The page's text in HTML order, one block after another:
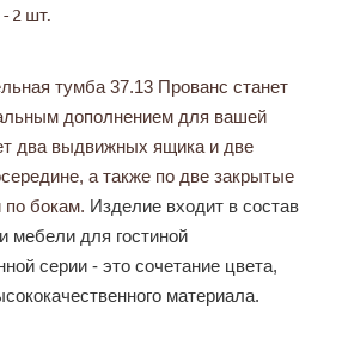
2 шт.
тумба 37.13 Прованс станет
дополнением для вашей
два выдвижных ящика и две
а также по две закрытые
по бокам. Изделие входит в состав
мебели для гостиной
серии - это сочетание цвета,
материала.